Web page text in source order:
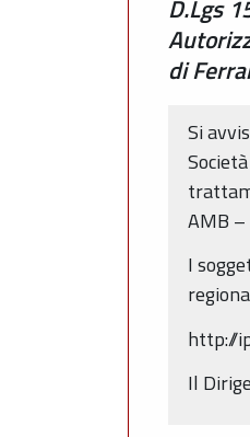
D.Lgs
di
Si
AMB
I
http://
Il